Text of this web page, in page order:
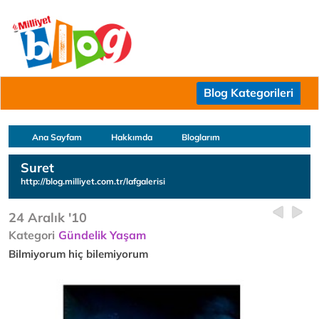
Blog Kategorileri
Ana Sayfam Hakkımda Bloglarım
Suret
http://blog.milliyet.com.tr/lafgalerisi
24 Aralık '10
Kategori Gündelik Yaşam
Bilmiyorum hiç bilemiyorum